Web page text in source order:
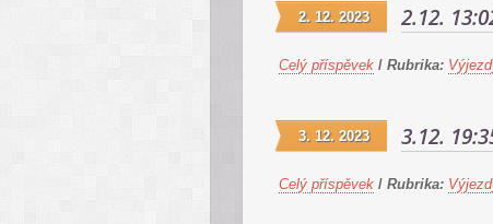
2.12.
2. 12. 2023
Celý příspěvek / Rubrika:
3.12.
3. 12. 2023
Celý příspěvek / Rubrika: